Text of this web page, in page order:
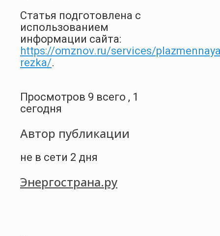
Статья подготовлена с
использованием
информации сайта:
https://omznov.ru/services/
rezka/.
Просмотров 9 всего , 1
сегодня
Автор публикации
не в сети 2 дня
Энергострана.ру